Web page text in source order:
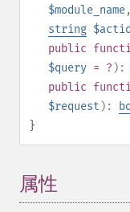
$module_name
string
public
$query = ? ):
public
$request ):
}
属性